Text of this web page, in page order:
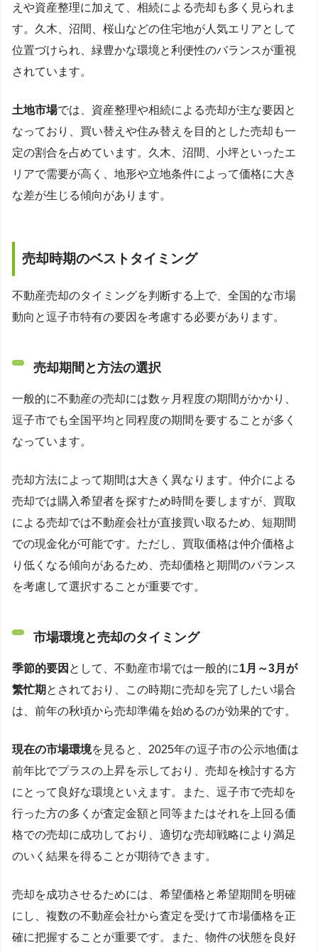
えや資産整理に加えて、相続による売却も多く見られま
す。久木、沼間、桜山などの住宅地が人気エリアとして
位置づけられ、緑豊かな環境と利便性のバランスが重視
されています。
土地市場では、資産整理や相続による売却が主な要因と
なっており、買い替えや住み替えを目的とした売却も一
定の割合を占めています。久木、沼間、小坪といったエ
リアで需要が高く、地形や立地条件によって価格に大き
な差が生じる傾向があります。
売却時期のベストタイミング
不動産売却のタイミングを判断する上で、全国的な市場
動向と逗子市特有の要因を考慮する必要があります。
売却期間と方法の選択
一般的に不動産の売却には数ヶ月程度の期間がかかり、
逗子市でも全国平均と同程度の期間を要することが多く
なっています。
売却方法によって期間は大きく異なります。仲介による
売却では購入希望者を探すため時間を要しますが、買取
による売却では不動産会社が直接買い取るため、短期間
での現金化が可能です。ただし、買取価格は仲介価格よ
り低くなる傾向があるため、売却価格と期間のバランス
を考慮して選択することが重要です。
市場環境と売却のタイミング
季節的要因 として、不動産市場では一般的に1月～3月が
繁忙期 とされており、この時期に売却を完了したい場合
は、前年の秋頃から売却準備を始めるのが効果的です。
現在の市場環境を見ると、2025年の逗子市の公示地価は
前年比でプラスの上昇を示しており、売却を検討する方
にとって良好な環境といえます。また、逗子市で売却を
行った方の多くが査定金額と同等またはそれを上回る価
格での売却に成功しており、適切な売却戦略により満足
のいく結果を得ることが期待できます。
売却を成功させるためには、希望価格と希望期間を明確
にし、複数の不動産会社から査定を受けて市場価格を正
確に把握することが重要です。また、物件の状態を良好